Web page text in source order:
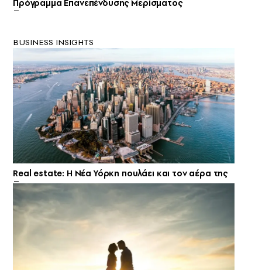
Πρόγραμμα Επανεπένδυσης Μερίσματος
BUSINESS INSIGHTS
Real estate: H Νέα Υόρκη πουλάει και τον αέρα της